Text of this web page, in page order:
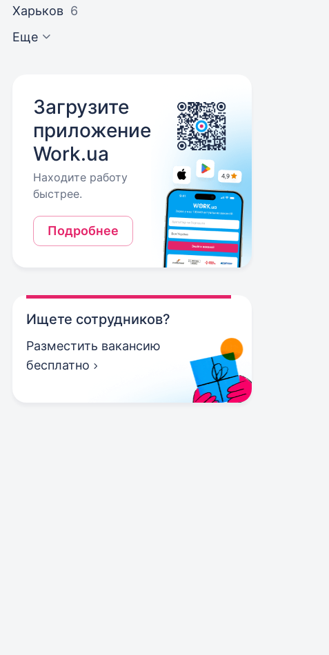
Харьков 6
Еще
Загрузите
приложение
Work.ua
Находите работу
быстрее.
Подробнее
Ищете сотрудников?
Разместить вакансию
бесплатно